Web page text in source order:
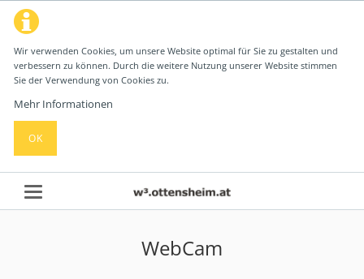
Wir verwenden Cookies, um unsere Website optimal für Sie zu gestalten und
verbessern zu können. Durch die weitere Nutzung unserer Website stimmen
Sie der Verwendung von Cookies zu.
Mehr Informationen
OK
WebCam